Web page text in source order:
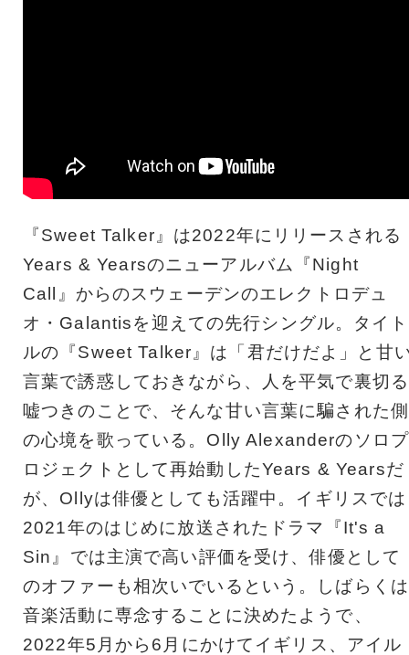
『Sweet Talker』は2022年にリリースされる
Years & Yearsのニューアルバム『Night
Call』からのスウェーデンのエレクトロデュ
オ・Galantisを迎えての先行シングル。タイト
ルの『Sweet Talker』は「君だけだよ」と甘
言葉で誘惑しておきながら、人を平気で裏切る
嘘つきのことで、そんな甘い言葉に騙された側
の心境を歌っている。Olly Alexanderのソロプ
ロジェクトとして再始動したYears & Yearsだ
が、Ollyは俳優としても活躍中。イギリスでは
2021年のはじめに放送されたドラマ『It's a
Sin』では主演で高い評価を受け、俳優として
のオファーも相次いでいるという。しばらくは
音楽活動に専念することに決めたようで、
2022年5月から6月にかけてイギリス、アイル